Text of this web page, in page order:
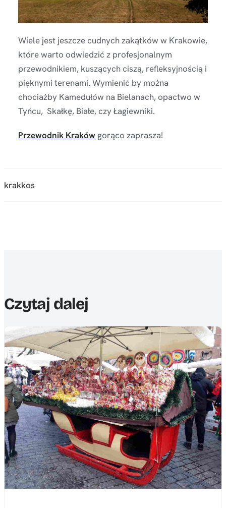
Wiele jest jeszcze cudnych zakątków w Krakowie,
które warto odwiedzić z profesjonalnym
przewodnikiem, kuszących ciszą, refleksyjnością i
pięknymi terenami. Wymienić by można
chociażby Kamedułów na Bielanach, opactwo w
Tyńcu, Skałkę, Białe, czy Łagiewniki.
Przewodnik Kraków gorąco zaprasza!
krakkos
Czytaj dalej